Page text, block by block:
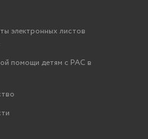
электронных листов
помощи детям с РАС в